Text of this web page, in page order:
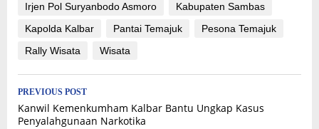
Irjen Pol Suryanbodo Asmoro
Kabupaten Sambas
Kapolda Kalbar
Pantai Temajuk
Pesona Temajuk
Rally Wisata
Wisata
Post
navigation
PREVIOUS POST
Kanwil Kemenkumham Kalbar Bantu Ungkap Kasus
Penyalahgunaan Narkotika